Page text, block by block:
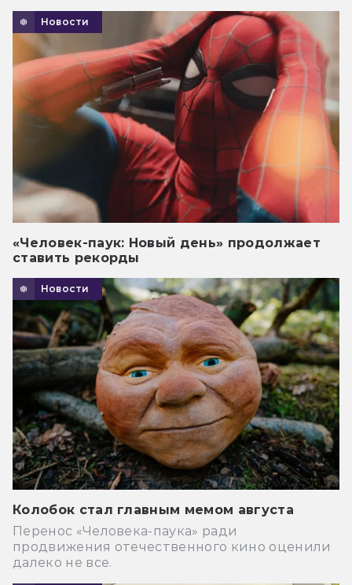
Новости
«Человек-паук: Новый день» продолжает
ставить рекорды
Новости
Колобок стал главным мемом августа
Перенос «Человека-паука» ради
продвижения отечественного кино оценили
далеко не все.